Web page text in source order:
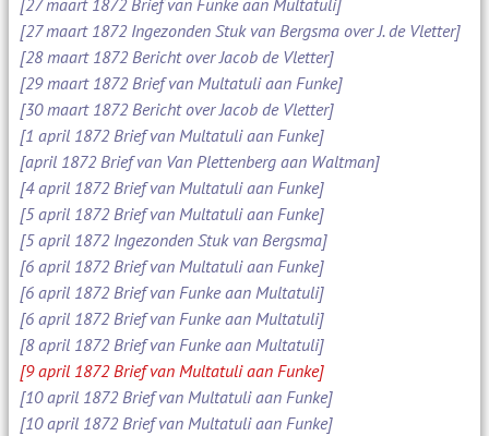
[27 maart 1872 Ingezonden Stuk van Bergsma over J. de Vletter]
[28 maart 1872 Bericht over Jacob de Vletter]
[29 maart 1872 Brief van Multatuli aan Funke]
[30 maart 1872 Bericht over Jacob de Vletter]
[1 april 1872 Brief van Multatuli aan Funke]
[april 1872 Brief van Van Plettenberg aan Waltman]
[4 april 1872 Brief van Multatuli aan Funke]
[5 april 1872 Brief van Multatuli aan Funke]
[5 april 1872 Ingezonden Stuk van Bergsma]
[6 april 1872 Brief van Multatuli aan Funke]
[6 april 1872 Brief van Funke aan Multatuli]
[6 april 1872 Brief van Funke aan Multatuli]
[8 april 1872 Brief van Funke aan Multatuli]
[9 april 1872 Brief van Multatuli aan Funke]
[10 april 1872 Brief van Multatuli aan Funke]
[10 april 1872 Brief van Multatuli aan Funke]